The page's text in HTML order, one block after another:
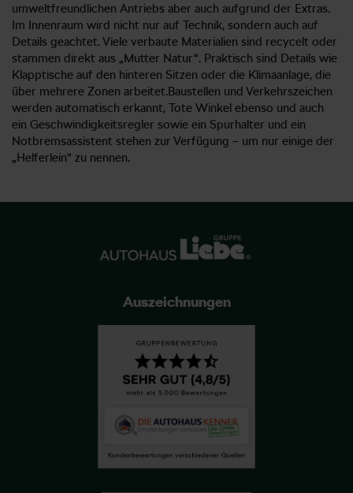
umweltfreundlichen Antriebs aber auch aufgrund der Extras.
Im Innenraum wird nicht nur auf Technik, sondern auch auf
Details geachtet. Viele verbaute Materialien sind recycelt oder
stammen direkt aus „Mutter Natur“. Praktisch sind Details wie
Klapptische auf den hinteren Sitzen oder die Klimaanlage, die
über mehrere Zonen arbeitet.Baustellen und Verkehrszeichen
werden automatisch erkannt, Tote Winkel ebenso und auch
ein Geschwindigkeitsregler sowie ein Spurhalter und ein
Notbremsassistent stehen zur Verfügung – um nur einige der
„Helferlein“ zu nennen.
Auszeichnungen